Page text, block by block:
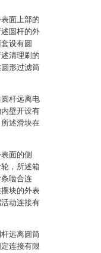
面上部的
圆杆的外
设有圆
清理刷的
形过滤筒
杆远离电
壁开设有
述滑块在
面的侧
，所述箱
啮合连
块的外表
动连接有
远离圆筒
连接有限